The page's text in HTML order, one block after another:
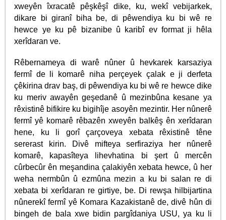
xweyên îxracatê pêşkêşî dike, ku, wekî vebijarkek,
dikare bi giranî biha be, di pêwendiya ku bi wê re
hewce ye ku pê bizanibe û karibî ev format ji hêla
xerîdaran ve.
Rêbernameya di warê nûner û hevkarek karsaziya
fermî de li komarê niha perçeyek çalak e ji derfeta
çêkirina drav baş, di pêwendiya ku bi wê re hewce dike
ku meriv awayên geşedanê û mezinbûna kesane ya
rêxistinê bifikire ku bigihîje asoyên mezintir. Her nûnerê
fermî yê komarê rêbazên xweyên balkêş ên xerîdaran
hene, ku li gorî çarçoveya xebata rêxistinê têne
sererast kirin. Divê mifteya serfiraziya her nûnerê
komarê, kapasîteya lihevhatina bi şert û mercên
cûrbecûr ên meşandina çalakiyên xebata hewce, û her
weha nermbûn û ezmûna mezin a ku bi salan re di
xebata bi xerîdaran re girtiye, be. Di rewşa hilbijartina
nûnerekî fermî yê Komara Kazakistanê de, divê hûn di
bingeh de bala xwe bidin pargîdaniya USU, ya ku li